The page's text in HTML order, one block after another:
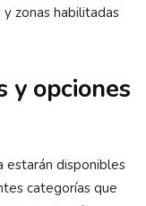
zonas habilitadas
y opciones
estarán disponibles
categorías que